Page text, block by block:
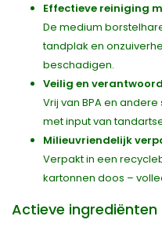
Effectieve reiniging
De medium
tandplak en
beschadigen.
Veilig en verantwoord
Vrij van BPA en
met input van
Milieuvriendelijk
Verpakt in een
kartonnen doos –
Actieve ingrediënten